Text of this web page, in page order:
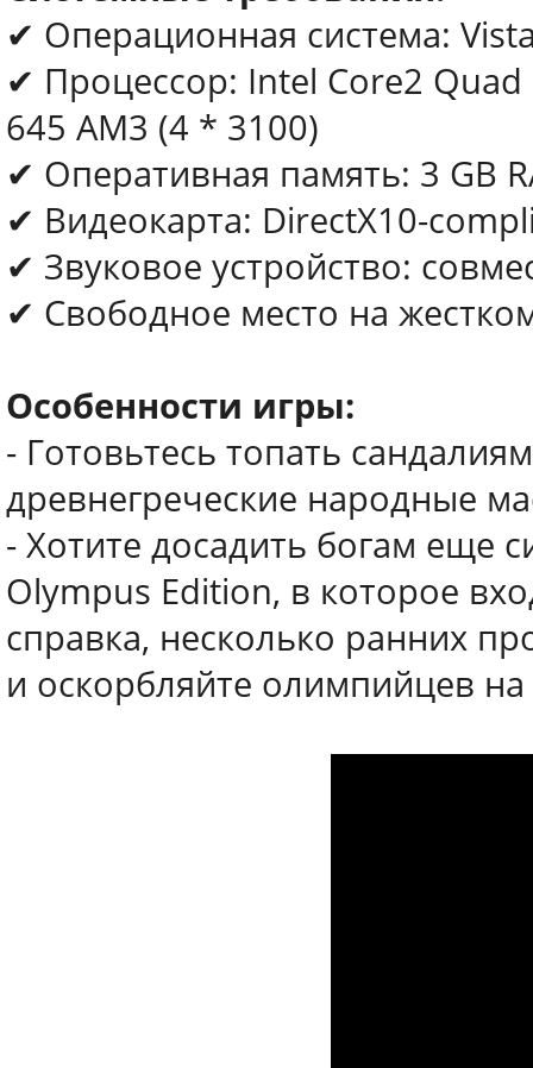
✔ Операционная система:
✔ Процессор: Intel Core2
645 AM3 (4 * 3100)
✔ Оперативная память: 3 GB
✔ Видеокарта: DirectX10-
✔ Звуковое устройство:
✔ Свободное место на
Особенности игры:
- Готовьтесь топать
древнегреческие народные
- Хотите досадить богам еще
Olympus Edition, в которое
справка, несколько ранних
и оскорбляйте олимпийцев